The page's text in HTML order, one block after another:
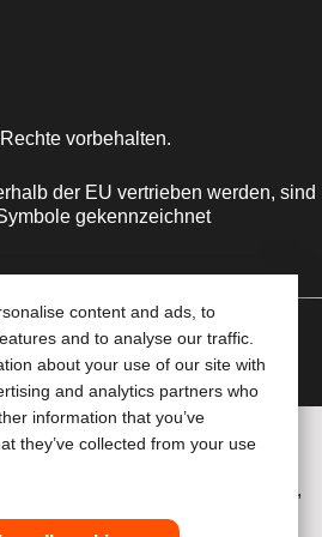
content and ads, to
and to analyse our traffic.
about your use of our site with
and analytics partners who
information that you’ve
they’ve collected from your use
vorbehalten.
der EU vertrieben werden, sind
gekennzeichnet
Datenschutz-
der angeführten Produkte
die dem
Beschreibung, Kontraindikationen,
Angaben zu